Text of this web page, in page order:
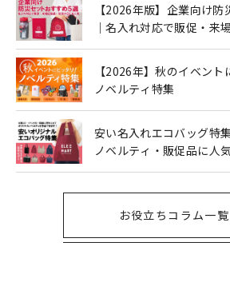
【2026年版】企業向け
｜名入れ対応で販促・来
【2026年】秋のイベン
ノベルティ特集
安い名入れエコバッグ特
ノベルティ・販促品に人
お役立ちコラム一覧